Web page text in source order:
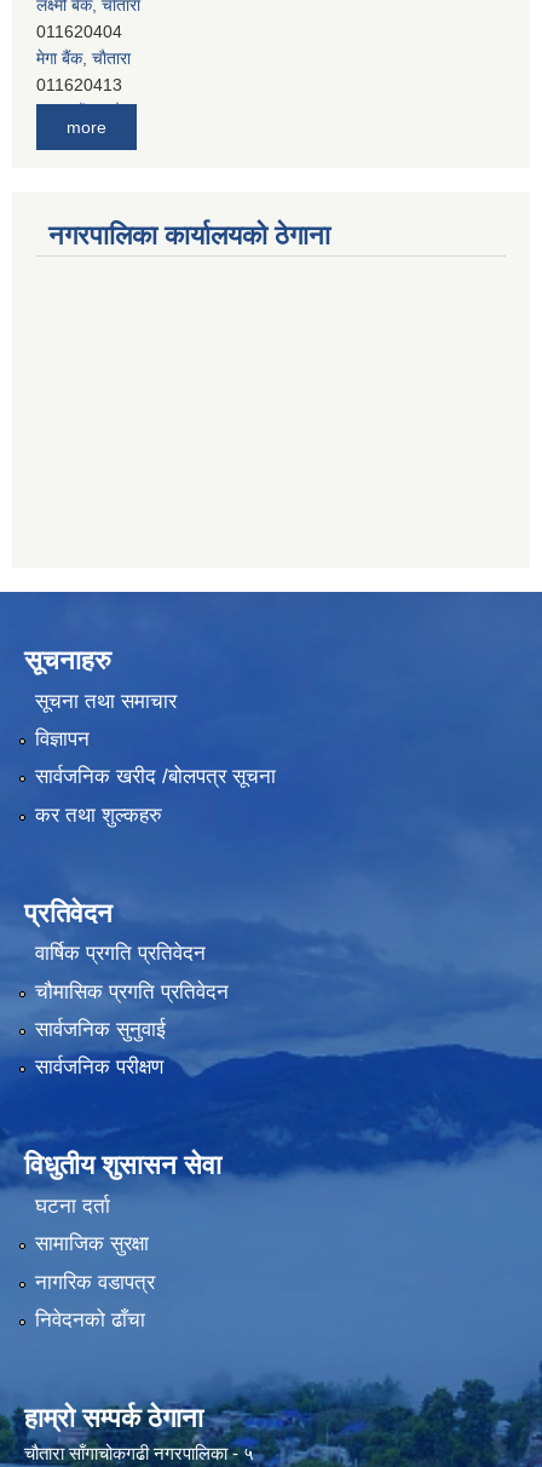
मेगा बैंक, चाैतारा
011620413
जनता बैंक, चाैतारा
011620406
सिभिल बैंक, मेलम्ची
011401055
more
नगरपालिका कार्यालयको ठेगाना
सूचनाहरु
सूचना तथा समाचार
विज्ञापन
सार्वजनिक खरीद /बोलपत्र सूचना
कर तथा शुल्कहरु
प्रतिवेदन
वार्षिक प्रगति प्रतिवेदन
चौमासिक प्रगति प्रतिवेदन
सार्वजनिक सुनुवाई
सार्वजनिक परीक्षण
विधुतीय शुसासन सेवा
घटना दर्ता
सामाजिक सुरक्षा
नागरिक वडापत्र
निवेदनको ढाँचा
हाम्रो सम्पर्क ठेगाना
चौतारा साँगाचोकगढी नगरपालिका - ५